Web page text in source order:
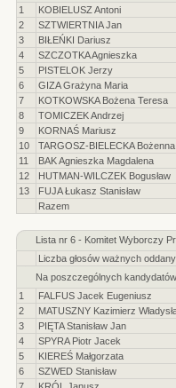
1
KOBIELUSZ Antoni
2
SZTWIERTNIA Jan
3
BIŁEŃKI Dariusz
4
SZCZOTKA Agnieszka
5
PISTELOK Jerzy
6
GIZA Grażyna Maria
7
KOTKOWSKA Bożena Teresa
8
TOMICZEK Andrzej
9
KORNAŚ Mariusz
10
TARGOSZ-BIELECKA Bożenna
11
BAK Agnieszka Magdalena
12
HUTMAN-WILCZEK Bogusław
13
FUJA Łukasz Stanisław
Razem
Lista nr 6 - Komitet Wyborczy
Liczba głosów ważnych
Na poszczególnych
1
FALFUS Jacek Eugeniusz
2
MATUSZNY Kazimierz
3
PIĘTA Stanisław Jan
4
SPYRA Piotr Jacek
5
KIEREŚ Małgorzata
6
SZWED Stanisław